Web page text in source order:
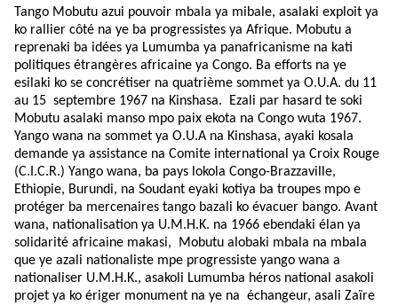
Tango Mobutu azui pouvoir mbala ya mibale, asalaki exploit ya
ko rallier côté na ye ba progressistes ya Afrique. Mobutu a
reprenaki ba idées ya Lumumba ya panafricanisme na kati
politiques étrangères africaine ya Congo. Ba efforts na ye
esilaki ko se concrétiser na quatrième sommet ya O.U.A. du 11
au 15 septembre 1967 na Kinshasa. Ezali par hasard te soki
Mobutu asalaki manso mpo paix ekota na Congo wuta 1967.
Yango wana na sommet ya O.U.A na Kinshasa, ayaki kosala
demande ya assistance na Comite international ya Croix Rouge
(C.I.C.R.) Yango wana, ba pays lokola Congo-Brazzaville,
Ethiopie, Burundi, na Soudant eyaki kotiya ba troupes mpo e
protéger ba mercenaires tango bazali ko évacuer bango. Avant
wana, nationalisation ya U.M.H.K. na 1966 ebendaki élan ya
solidarité africaine makasi, Mobutu alobaki mbala na mbala
que ye azali nationaliste mpe progressiste yango wana a
nationaliser U.M.H.K., asakoli Lumumba héros national asakoli
projet ya ko ériger monument na ye na échangeur, asali Zaïre